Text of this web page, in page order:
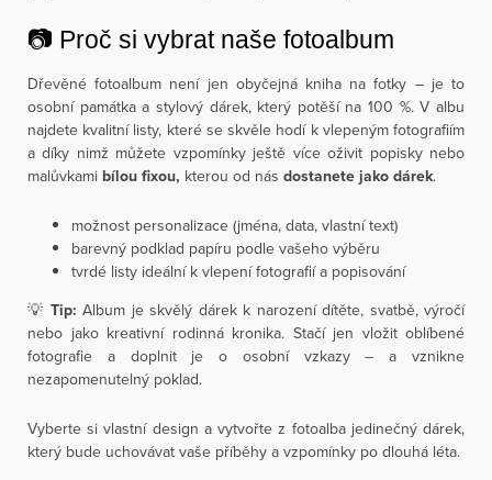
📷 Proč si vybrat naše fotoalbum
Dřevěné fotoalbum není jen obyčejná kniha na fotky – je to
osobní památka a stylový dárek, který potěší na 100 %. V albu
najdete kvalitní listy, které se skvěle hodí k vlepeným fotografiím
a díky nimž můžete vzpomínky ještě více oživit popisky nebo
malůvkami bílou fixou, kterou od nás dostanete jako dárek.
možnost personalizace (jména, data, vlastní text)
barevný podklad papíru podle vašeho výběru
tvrdé listy ideální k vlepení fotografií a popisování
💡 Tip: Album je skvělý dárek k narození dítěte, svatbě, výročí
nebo jako kreativní rodinná kronika. Stačí jen vložit oblíbené
fotografie a doplnit je o osobní vzkazy – a vznikne
nezapomenutelný poklad.
Vyberte si vlastní design a vytvořte z fotoalba jedinečný dárek,
který bude uchovávat vaše příběhy a vzpomínky po dlouhá léta.